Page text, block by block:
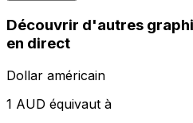
Découvrir d'autres
en direct
Dollar américain
1 AUD équivaut à